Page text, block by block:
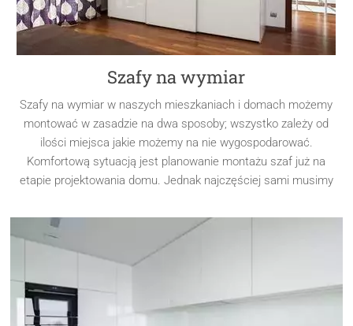
Szafy na wymiar
Szafy na wymiar w naszych mieszkaniach i domach możemy
montować w zasadzie na dwa sposoby; wszystko zależy od
ilości miejsca jakie możemy na nie wygospodarować.
Komfortową sytuacją jest planowanie montażu szaf już na
etapie projektowania domu. Jednak najczęściej sami musimy